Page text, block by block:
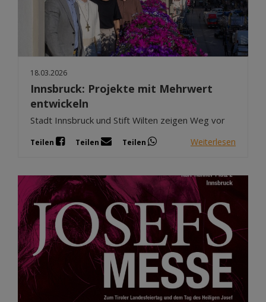
18.03.2026
Innsbruck: Projekte mit Mehrwert
entwickeln
Stadt Innsbruck und Stift Wilten zeigen Weg vor
Teilen Teilen Teilen Weiterlesen